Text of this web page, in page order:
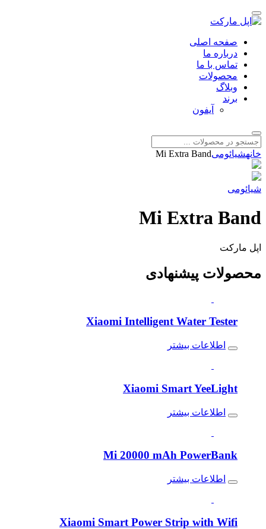
صفحه اصلی
درباره ما
تماس با ما
محصولات
وبلاگ
برند
آیفون
خانهشیائومیMi Extra Band
شیائومی
Mi Extra Band
اپل مارکت
محصولات پیشنهادی
Xiaomi Intelligent Water Tester
اطلاعات بیشتر
Xiaomi Smart YeeLight
اطلاعات بیشتر
Mi 20000 mAh PowerBank
اطلاعات بیشتر
Xiaomi Smart Power Strip with Wifi